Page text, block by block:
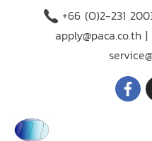
+66 (O)2-231
apply@paca.co.th |